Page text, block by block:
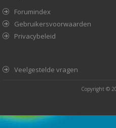
Forumindex
Gebruikersvoorwaarden
Privacybeleid
Veelgestelde vragen
Copyright ©